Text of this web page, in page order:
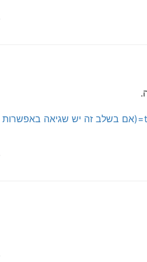
https://forum.safera.co.il/topic/353/הדרכה-תוכנת-סייפר-לעמדות-מחשב-תורניות-קיוסק-תורני#:~:text=(אם בשלב זה יש שגיאה באפשרות